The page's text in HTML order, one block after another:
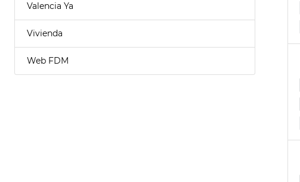
Valencia Ya
Vivienda
Web FDM